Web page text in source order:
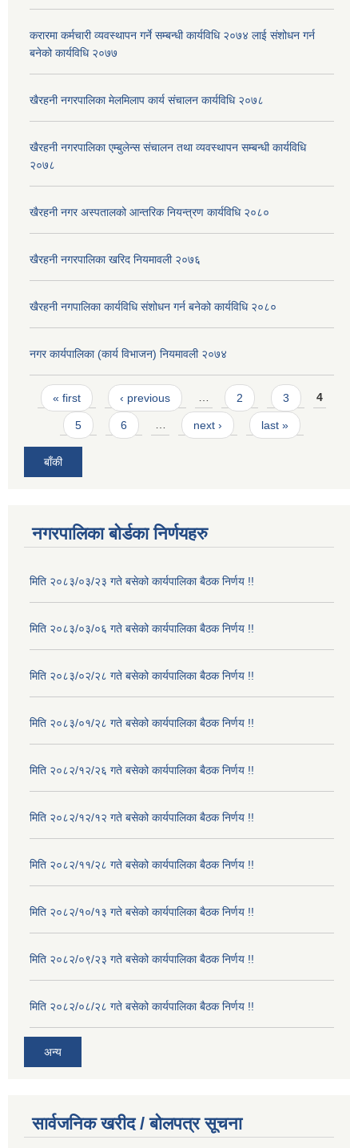
करारमा कर्मचारी व्यवस्थापन गर्ने सम्बन्धी कार्यविधि २०७४ लाई संशोधन गर्न
बनेको कार्यविधि २०७७
खैरहनी नगरपालिका मेलमिलाप कार्य संचालन कार्यविधि २०७८
खैरहनी नगरपालिका एम्बुलेन्स संचालन तथा व्यवस्थापन सम्बन्धी कार्यविधि
२०७८
खैरहनी नगर अस्पतालको आन्तरिक नियन्त्रण कार्यविधि २०८०
खैरहनी नगरपालिका खरिद नियमावली २०७६
खैरहनी नगपालिका कार्यविधि संशोधन गर्न बनेको कार्यविधि २०८०
नगर कार्यपालिका (कार्य विभाजन) नियमावली २०७४
Pages
« first ‹ previous … 2 3 4
5 6 … next › last »
बाँकी
नगरपालिका बोर्डका निर्णयहरु
मिति २०८३/०३/२३ गते बसेको कार्यपालिका बैठक निर्णय !!
मिति २०८३/०३/०६ गते बसेको कार्यपालिका बैठक निर्णय !!
मिति २०८३/०२/२८ गते बसेको कार्यपालिका बैठक निर्णय !!
मिति २०८३/०१/२८ गते बसेको कार्यपालिका बैठक निर्णय !!
मिति २०८२/१२/२६ गते बसेको कार्यपालिका बैठक निर्णय !!
मिति २०८२/१२/१२ गते बसेको कार्यपालिका बैठक निर्णय !!
मिति २०८२/११/२८ गते बसेको कार्यपालिका बैठक निर्णय !!
मिति २०८२/१०/१३ गते बसेको कार्यपालिका बैठक निर्णय !!
मिति २०८२/०९/२३ गते बसेको कार्यपालिका बैठक निर्णय !!
मिति २०८२/०८/२८ गते बसेको कार्यपालिका बैठक निर्णय !!
अन्य
सार्वजनिक खरीद / बोलपत्र सूचना